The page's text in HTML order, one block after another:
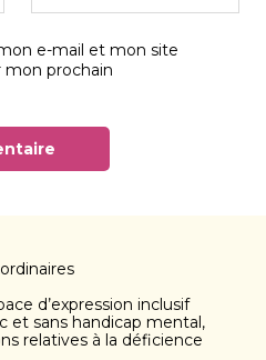
e-mail et mon site
mon prochain
ordinaires
d’expression inclusif
et sans handicap mental,
relatives à la déficience